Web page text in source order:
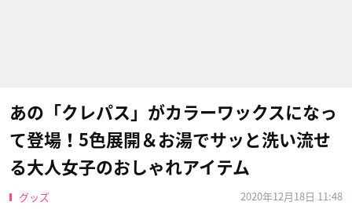
あの「クレパス」がカラーワックスになっ
て登場！5色展開＆お湯でサッと洗い流せ
る大人女子のおしゃれアイテム
グッズ 2020年12月18日 11:48